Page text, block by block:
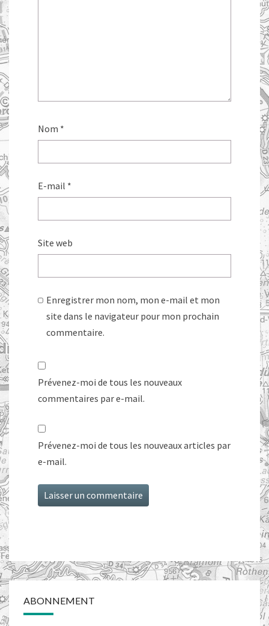
Nom *
E-mail *
Site web
Enregistrer mon nom, mon e-mail et mon
site dans le navigateur pour mon prochain
commentaire.
Prévenez-moi de tous les nouveaux
commentaires par e-mail.
Prévenez-moi de tous les nouveaux articles par
e-mail.
ABONNEMENT